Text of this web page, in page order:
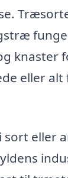
knaster
eller
sort eller